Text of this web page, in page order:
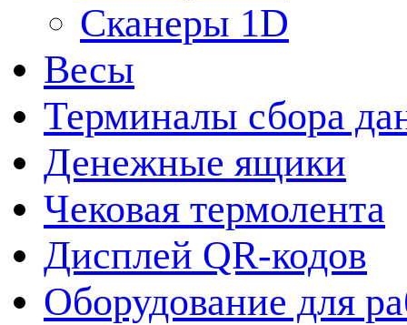
Сканеры 1D
Весы
Терминалы сбора
Денежные ящики
Чековая термолента
Дисплей QR-кодов
Оборудование для